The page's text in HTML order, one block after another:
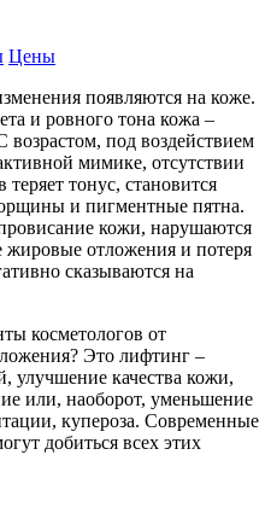
Цены
появляются на коже.
и ровного тона кожа –
под воздействием
мимике, отсутствии
тонус, становится
и пигментные пятна.
кожи, нарушаются
отложения и потеря
сказываются на
косметологов от
Это лифтинг –
улучшение качества кожи,
или, наоборот, уменьшение
купероза. Современные
добиться всех этих